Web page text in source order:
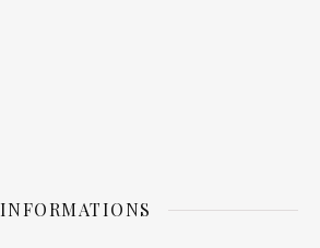
INFORMATIONS